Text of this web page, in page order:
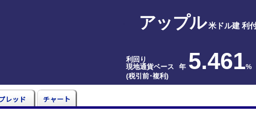
アップル米ドル建 利
利回り
現地通貨ベース
年 5.461%
(税引前･複利)
レッド チャート